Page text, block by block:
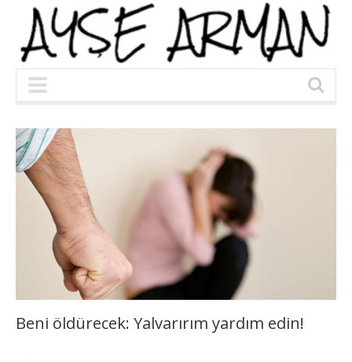
Beni öldürecek: Yalvarırım yardım edin!